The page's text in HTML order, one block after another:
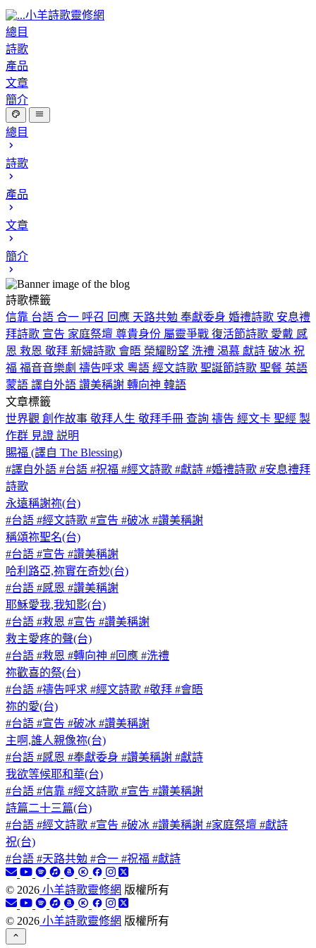
小羊詩歌靈修網
總目
詩歌
產品
文章
簡介
總目
詩歌
產品
文章
簡介
詩歌標籤
信靠 台語 合一 呼召 回應 天路共勉 奉獻委身 婚禮詩歌 安息禮
拜詩歌 宣告 家庭祭壇 尊貴身份 屬靈爭戰 復活節詩歌 愛戴 感
恩 救恩 敬拜 新婦詩歌 會晤 榮耀盼望 洗禮 渴慕 獻詩 破冰 祝
福 福音音樂劇 禱告呼求 粵語 經文詩歌 聖誕節詩歌 聖餐 英語
蒙語 譯自外語 讚美稱謝 轉向神 韓語
文章標籤
世界觀 創作故事 敬拜人生 敬拜手冊 查詢 禱告 經文卡 聖經 製
作群 見證 説明
賜福 (譯自 The Blessing)
#譯自外語 #台語 #祝福 #經文詩歌 #獻詩 #婚禮詩歌 #安息禮拜
詩歌
永遠稱謝祢(台)
#台語 #經文詩歌 #宣告 #破冰 #讚美稱謝
稱頌祢聖名(台)
#台語 #宣告 #讚美稱謝
哈利路亞,祢實在奇妙(台)
#台語 #感恩 #讚美稱謝
耶穌愛我,我知影(台)
#台語 #救恩 #宣告 #讚美稱謝
救主愛疼的聲(台)
#台語 #救恩 #轉向神 #回應 #洗禮
祢歡喜的祭(台)
#台語 #禱告呼求 #經文詩歌 #敬拜 #會晤
祢的愛(台)
#台語 #宣告 #破冰 #讚美稱謝
主啊,誰人親像祢(台)
#台語 #感恩 #奉獻委身 #讚美稱謝 #獻詩
我欲等候耶和華(台)
#台語 #信靠 #經文詩歌 #宣告 #讚美稱謝
詩篇二十三篇(台)
#台語 #經文詩歌 #宣告 #破冰 #讚美稱謝 #家庭祭壇 #獻詩
祝(台)
#台語 #天路共勉 #合一 #祝福 #獻詩
© 2026 小羊詩歌靈修網 版權所有
© 2026 小羊詩歌靈修網 版權所有